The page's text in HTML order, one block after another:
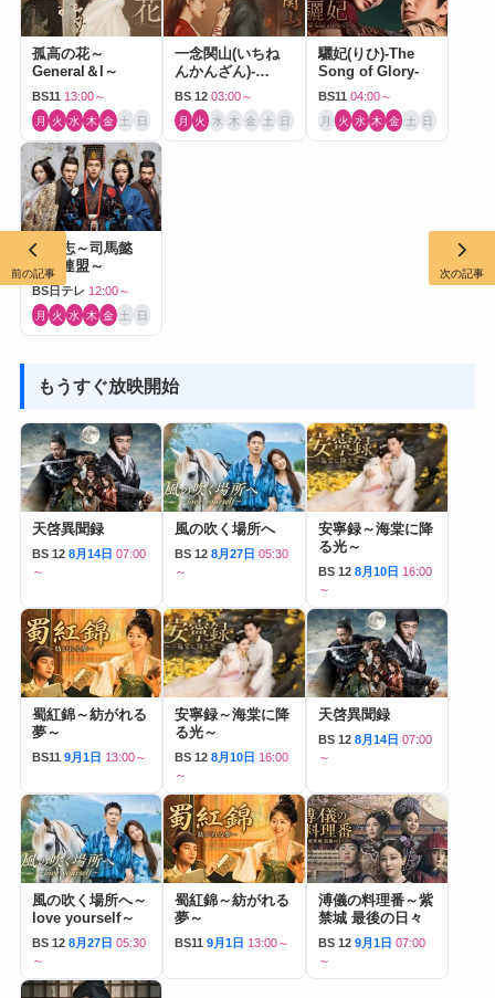
孤高の花～
General＆I～
BS11 13:00～
月 火 水 木 金 土 日
一念関山(いちね
んかんざん)-
Journey to Love-
BS 12 03:00～
月 火 水 木 金 土 日
驪妃(りひ)-The
Song of Glory-
BS11 04:00～
月 火 水 木 金 土 日
三国志～司馬懿
軍師連盟～
BS日テレ 12:00～
月 火 水 木 金 土 日
もうすぐ放映開始
天啓異聞録
BS 12 8月14日 07:00
～
風の吹く場所へ
BS 12 8月27日 05:30
～
安寧録～海棠に降
る光～
BS 12 8月10日 16:00
～
蜀紅錦～紡がれる
夢～
BS11 9月1日 13:00～
安寧録～海棠に降
る光～
BS 12 8月10日 16:00
～
天啓異聞録
BS 12 8月14日 07:00
～
風の吹く場所へ～
love yourself～
BS 12 8月27日 05:30
～
蜀紅錦～紡がれる
夢～
BS11 9月1日 13:00～
溥儀の料理番～紫
禁城 最後の日々
BS 12 9月1日 07:00
～
前の記事 次の記事